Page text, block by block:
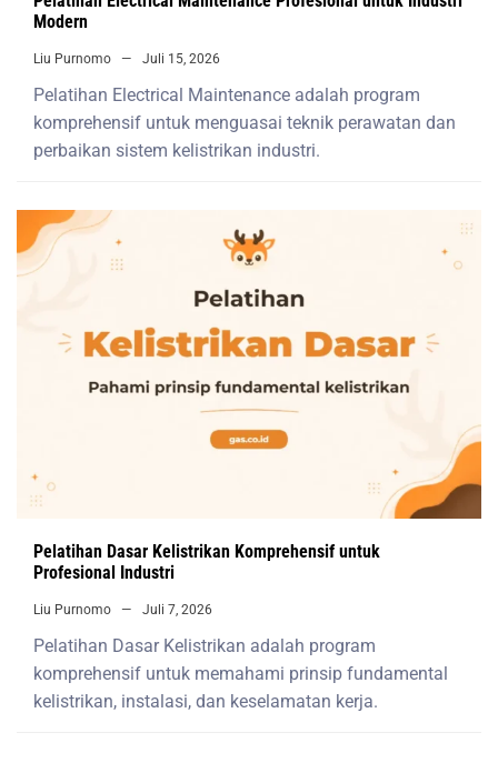
Modern
Liu Purnomo Juli 15, 2026
Pelatihan Electrical Maintenance adalah program
komprehensif untuk menguasai teknik perawatan dan
perbaikan sistem kelistrikan industri.
Pelatihan Dasar Kelistrikan Komprehensif untuk
Profesional Industri
Liu Purnomo Juli 7, 2026
Pelatihan Dasar Kelistrikan adalah program
komprehensif untuk memahami prinsip fundamental
kelistrikan, instalasi, dan keselamatan kerja.